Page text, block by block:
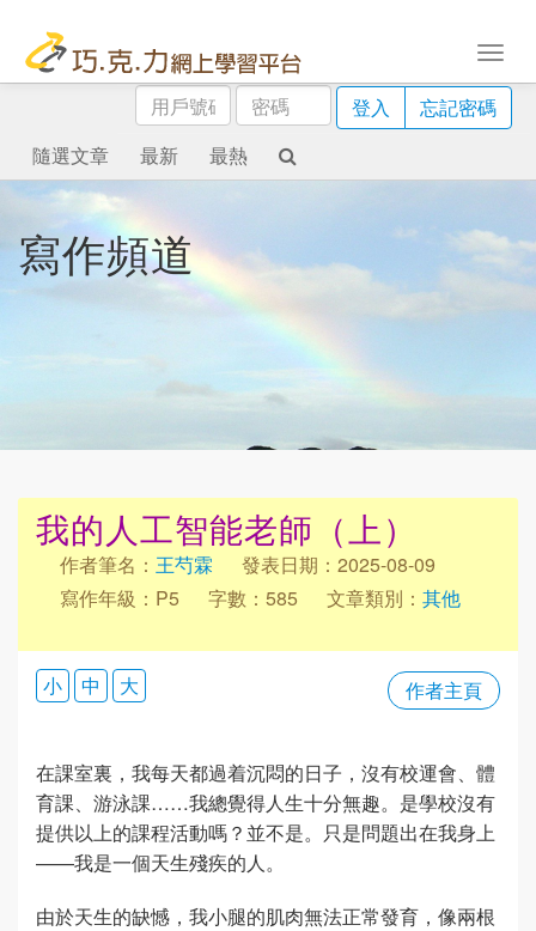
用
戶
號
碼
密
碼
登入
忘記密碼
隨選文章
最新 最熱
寫作頻道
我的人工智能老師（上）
作者筆名： 王芍霖
發表日期：2025-08-09
寫作年級：P5
字數：585 文章類別： 其他
作者主頁
小 中 大
在課室裏，我每天都過着沉悶的日子，沒有校運會、體
育課、游泳課……我總覺得人生十分無趣。是學校沒有
提供以上的課程活動嗎？並不是。只是問題出在我身上
——我是一個天生殘疾的人。
由於天生的缺憾，我小腿的肌肉無法正常發育，像兩根